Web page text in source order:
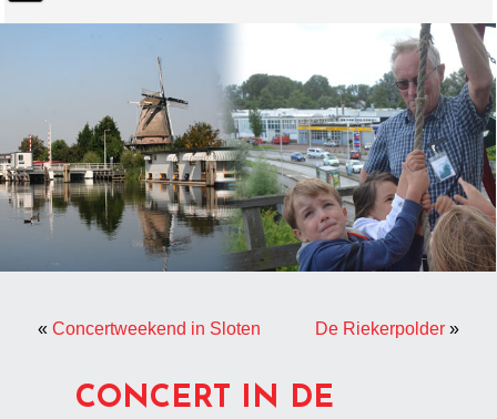
«Concertweekend in Sloten De Riekerpolder»
CONCERT IN DE